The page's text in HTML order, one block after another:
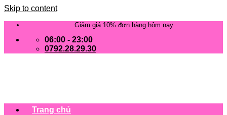
Skip to content
Giảm giá 10% đơn hàng hôm nay
06:00 - 23:00
0792.28.29.30
Trang chủ